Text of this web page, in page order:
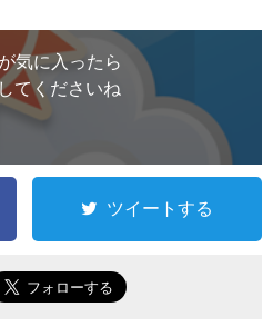
気に入ったら
てくださいね
ツイートする